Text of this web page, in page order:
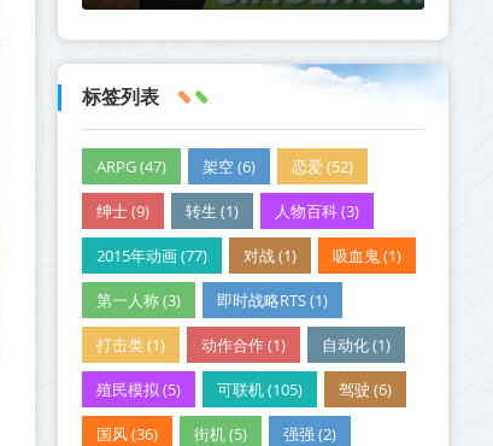
标签列表
ARPG (47) 架空 (6) 恋爱 (52)
绅士 (9) 转生 (1) 人物百科 (3)
2015年动画 (77) 对战 (1) 吸血鬼 (1)
第一人称 (3) 即时战略RTS (1)
打击类 (1) 动作合作 (1) 自动化 (1)
殖民模拟 (5) 可联机 (105) 驾驶 (6)
国风 (36) 街机 (5) 强强 (2)